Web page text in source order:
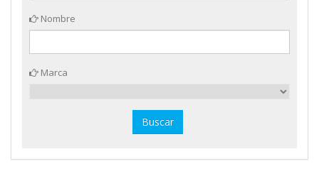
Nombre
Marca